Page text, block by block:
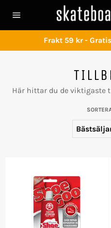
vidare
Sidnavigering
Frakt 59 kr -
Här hittar du de viktigaste